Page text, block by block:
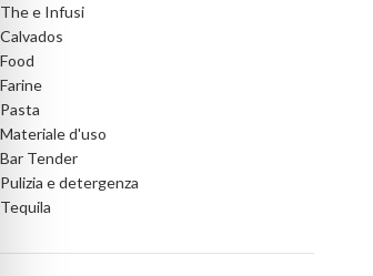
The e Infusi
Calvados
Food
Farine
Pasta
Materiale d'uso
Bar Tender
Pulizia e detergenza
Tequila